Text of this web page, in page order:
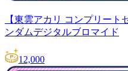
【東雲アカリ コンプリー
ンダムデジタルブロマイド
12,000